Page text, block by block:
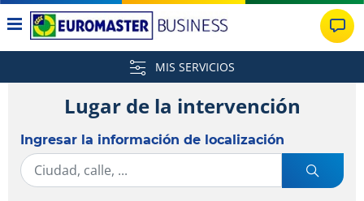
MIS SERVICIOS
Lugar de la intervención
Ingresar la información de localización